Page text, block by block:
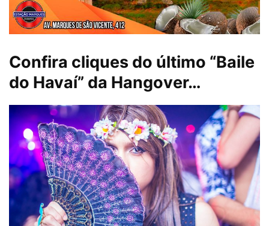
Confira cliques do último “Baile
do Havaí” da Hangover…